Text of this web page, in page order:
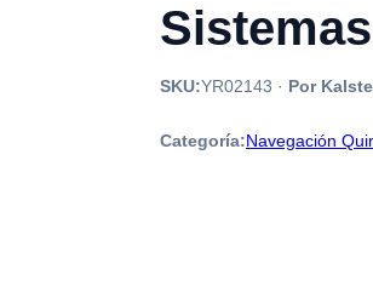
SKU:YR02143 · Por
Categoría:Navegación